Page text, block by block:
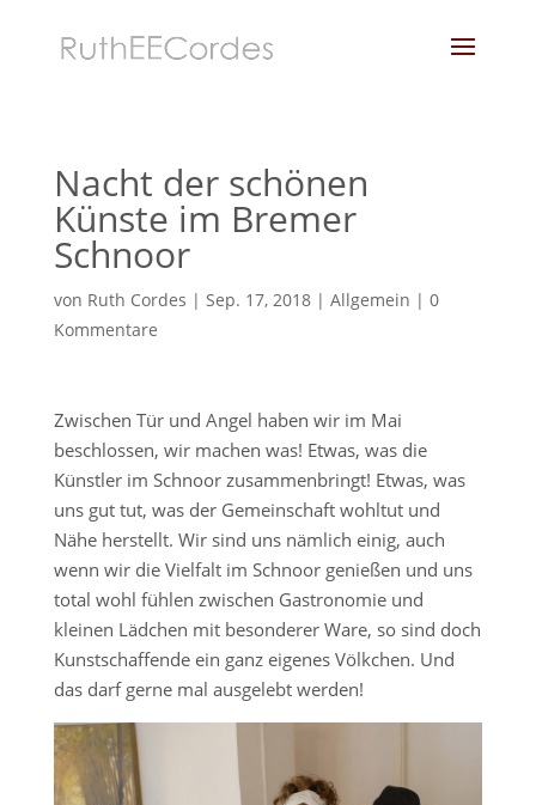
Nacht der schönen
Künste im Bremer
Schnoor
von Ruth Cordes | Sep. 17, 2018| Allgemein | 0
Kommentare
Zwischen Tür und Angel haben wir im Mai
beschlossen, wir machen was! Etwas, was die
Künstler im Schnoor zusammenbringt! Etwas, was
uns gut tut, was der Gemeinschaft wohltut und
Nähe herstellt. Wir sind uns nämlich einig, auch
wenn wir die Vielfalt im Schnoor genießen und uns
total wohl fühlen zwischen Gastronomie und
kleinen Lädchen mit besonderer Ware, so sind doch
Kunstschaffende ein ganz eigenes Völkchen. Und
das darf gerne mal ausgelebt werden!